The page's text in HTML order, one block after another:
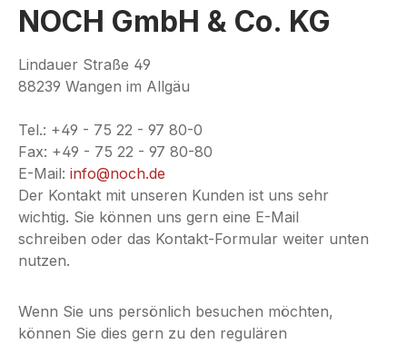
NOCH GmbH & Co. KG
Lindauer Straße 49
88239 Wangen im Allgäu
Tel.: +49 - 75 22 - 97 80-0
Fax: +49 - 75 22 - 97 80-80
E-Mail: info@noch.de
Der Kontakt mit unseren Kunden ist uns sehr
wichtig. Sie können uns gern eine E-Mail
schreiben oder das Kontakt-Formular weiter unten
nutzen.
Wenn Sie uns persönlich besuchen möchten,
können Sie dies gern zu den regulären